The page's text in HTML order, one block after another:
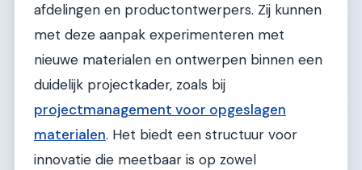
afdelingen en productontwerpers. Zij kunnen
met deze aanpak experimenteren met
nieuwe materialen en ontwerpen binnen een
duidelijk projectkader, zoals bij
projectmanagement voor opgeslagen
materialen. Het biedt een structuur voor
innovatie die meetbaar is op zowel